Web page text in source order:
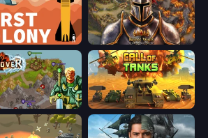
Khan Wars
Call of Tanks